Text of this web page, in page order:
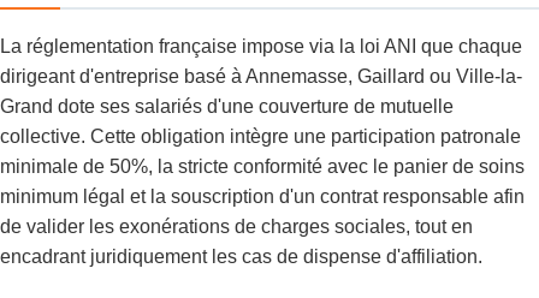
La réglementation française impose via la loi ANI que chaque
dirigeant d'entreprise basé à Annemasse, Gaillard ou Ville-la-
Grand dote ses salariés d'une couverture de mutuelle
collective. Cette obligation intègre une participation patronale
minimale de 50%, la stricte conformité avec le panier de soins
minimum légal et la souscription d'un contrat responsable afin
de valider les exonérations de charges sociales, tout en
encadrant juridiquement les cas de dispense d'affiliation.